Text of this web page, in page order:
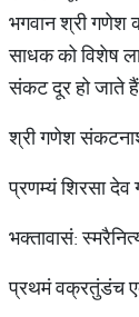
भगवान श्री गणेश
साधक को विशेष
संकट दूर हो जाते
श्री गणेश
प्रणम्यं शिरसा देव
भक्तावासं:
प्रथमं वक्रतुंडंच